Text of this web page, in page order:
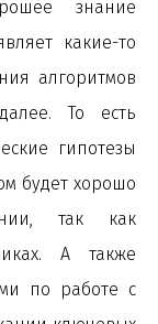
знание
какие-то
алгоритмов
То есть
гипотезы
будет хорошо
так как
А также
по работе с